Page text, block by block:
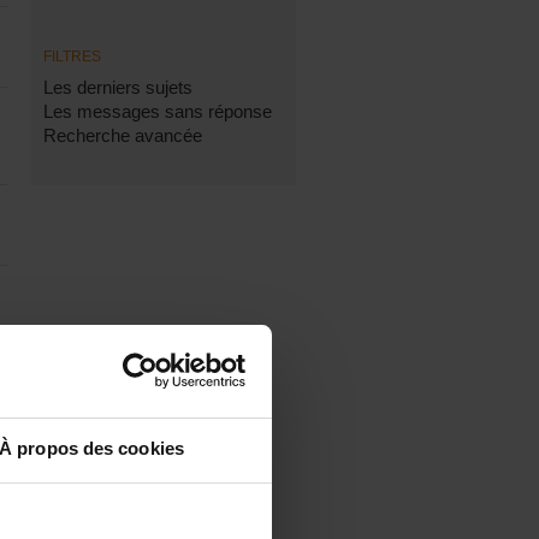
À propos des cookies
FILTRES
Les derniers sujets
Les messages sans réponse
Recherche avancée